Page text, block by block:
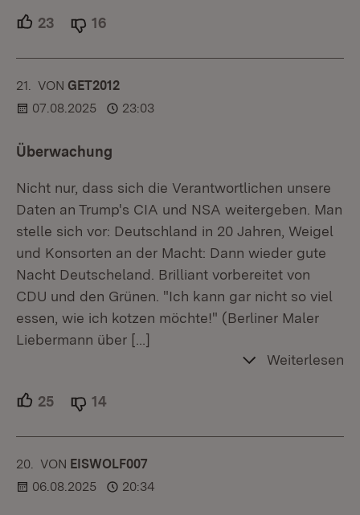
23 Unterstützer.
16
21. KOMMENTAR
VON :GET2012
07.08.2025
23:03
Überwachung
Nicht nur, dass sich die Verantwortlichen unsere
Daten an Trump's CIA und NSA weitergeben. Man
stelle sich vor: Deutschland in 20 Jahren, Weigel
und Konsorten an der Macht: Dann wieder gute
Nacht Deutscheland. Brilliant vorbereitet von
CDU und den Grünen. "Ich kann gar nicht so viel
essen, wie ich kotzen möchte!" (Berliner Maler
Liebermann über […]
Weiterlesen
25 Unterstützer.
14
20. KOMMENTAR
VON :EISWOLF007
06.08.2025
20:34